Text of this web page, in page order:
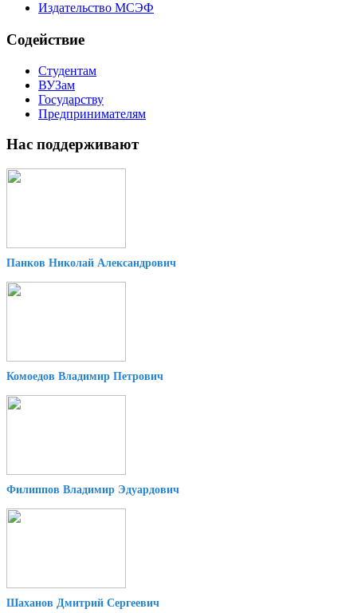
Издательство МСЭФ
Содействие
Студентам
ВУЗам
Государству
Предпринимателям
Нас поддерживают
Панков Николай Александрович
Комоедов Владимир Петрович
Филиппов Владимир Эдуардович
Шаханов Дмитрий Сергеевич